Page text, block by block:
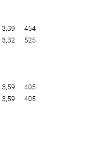
3,39
454
3,32
525
3,59
405
3,59
405